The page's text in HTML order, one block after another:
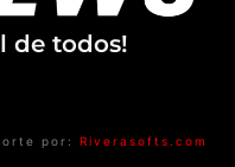
de todos!
por: Riverasofts.com